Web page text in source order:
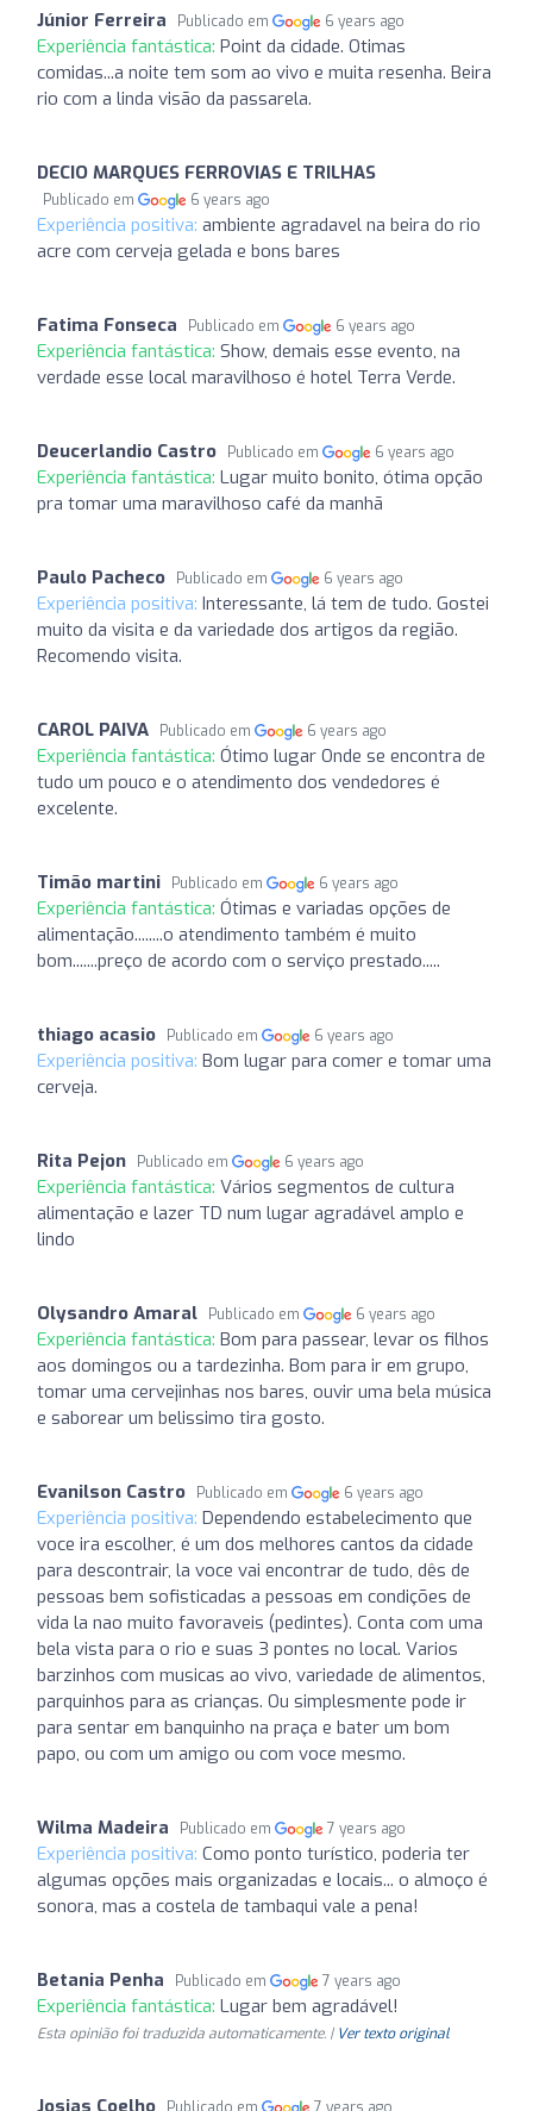
Júnior Ferreira Publicado em 6 years ago
Experiência fantástica: Point da cidade. Otimas
comidas...a noite tem som ao vivo e muita resenha. Beira
rio com a linda visão da passarela.
DECIO MARQUES FERROVIAS E TRILHAS
Publicado em 6 years ago
Experiência positiva: ambiente agradavel na beira do rio
acre com cerveja gelada e bons bares
Fatima Fonseca Publicado em 6 years ago
Experiência fantástica: Show, demais esse evento, na
verdade esse local maravilhoso é hotel Terra Verde.
Deucerlandio Castro Publicado em 6 years ago
Experiência fantástica: Lugar muito bonito, ótima opção
pra tomar uma maravilhoso café da manhã
Paulo Pacheco Publicado em 6 years ago
Experiência positiva: Interessante, lá tem de tudo. Gostei
muito da visita e da variedade dos artigos da região.
Recomendo visita.
CAROL PAIVA Publicado em 6 years ago
Experiência fantástica: Ótimo lugar Onde se encontra de
tudo um pouco e o atendimento dos vendedores é
excelente.
Timão martini Publicado em 6 years ago
Experiência fantástica: Ótimas e variadas opções de
alimentação........o atendimento também é muito
bom.......preço de acordo com o serviço prestado.....
thiago acasio Publicado em 6 years ago
Experiência positiva: Bom lugar para comer e tomar uma
cerveja.
Rita Pejon Publicado em 6 years ago
Experiência fantástica: Vários segmentos de cultura
alimentação e lazer TD num lugar agradável amplo e
lindo
Olysandro Amaral Publicado em 6 years ago
Experiência fantástica: Bom para passear, levar os filhos
aos domingos ou a tardezinha. Bom para ir em grupo,
tomar uma cervejinhas nos bares, ouvir uma bela música
e saborear um belissimo tira gosto.
Evanilson Castro Publicado em 6 years ago
Experiência positiva: Dependendo estabelecimento que
voce ira escolher, é um dos melhores cantos da cidade
para descontrair, la voce vai encontrar de tudo, dês de
pessoas bem sofisticadas a pessoas em condições de
vida la nao muito favoraveis (pedintes). Conta com uma
bela vista para o rio e suas 3 pontes no local. Varios
barzinhos com musicas ao vivo, variedade de alimentos,
parquinhos para as crianças. Ou simplesmente pode ir
para sentar em banquinho na praça e bater um bom
papo, ou com um amigo ou com voce mesmo.
Wilma Madeira Publicado em 7 years ago
Experiência positiva: Como ponto turístico, poderia ter
algumas opções mais organizadas e locais... o almoço é
sonora, mas a costela de tambaqui vale a pena!
Betania Penha Publicado em 7 years ago
Experiência fantástica: Lugar bem agradável!
Esta opinião foi traduzida automaticamente. | Ver texto original
Josias Coelho Publicado em 7 years ago